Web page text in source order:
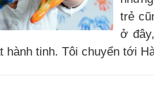
trẻ
ở
hành tinh. Tôi chuyển tới